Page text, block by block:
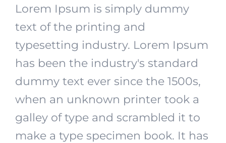
Lorem Ipsum is simply dummy
text of the printing and
typesetting industry. Lorem Ipsum
has been the industry's standard
dummy text ever since the 1500s,
when an unknown printer took a
galley of type and scrambled it to
make a type specimen book. It has